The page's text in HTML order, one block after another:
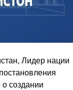
Лидер нации
о создании